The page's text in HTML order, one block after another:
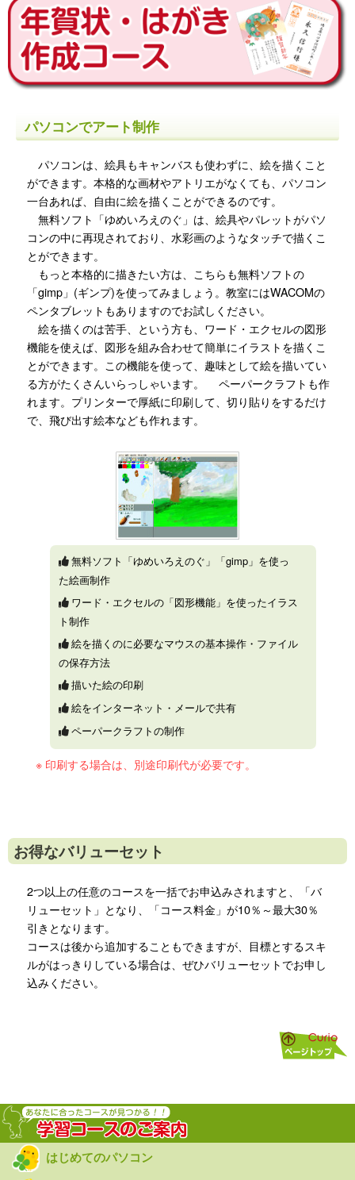
パソコンでアート制作
パソコンは、絵具もキャンバスも使わずに、絵を描くこと
ができます。本格的な画材やアトリエがなくても、パソコン
一台あれば、自由に絵を描くことができるのです。
無料ソフト「ゆめいろえのぐ」は、絵具やパレットがパソ
コンの中に再現されており、水彩画のようなタッチで描くこ
とができます。
もっと本格的に描きたい方は、こちらも無料ソフトの
「gimp」(ギンプ)を使ってみましょう。教室にはWACOMの
ペンタブレットもありますのでお試しください。
絵を描くのは苦手、という方も、ワード・エクセルの図形
機能を使えば、図形を組み合わせて簡単にイラストを描くこ
とができます。この機能を使って、趣味として絵を描いてい
る方がたくさんいらっしゃいます。 ペーパークラフトも作
れます。プリンターで厚紙に印刷して、切り貼りをするだけ
で、飛び出す絵本なども作れます。
無料ソフト「ゆめいろえのぐ」「gimp」を使っ
た絵画制作
ワード・エクセルの「図形機能」を使ったイラス
ト制作
絵を描くのに必要なマウスの基本操作・ファイル
の保存方法
描いた絵の印刷
絵をインターネット・メールで共有
ペーパークラフトの制作
印刷する場合は、別途印刷代が必要です。
お得なバリューセット
2つ以上の任意のコースを一括でお申込みされますと、「バ
リューセット」となり、「コース料金」が10％～最大30％
引きとなります。
コースは後から追加することもできますが、目標とするスキ
ルがはっきりしている場合は、ぜひバリューセットでお申し
込みください。
はじめてのパソコン